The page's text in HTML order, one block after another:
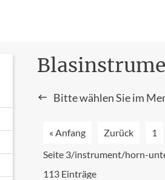
Bitte wählen Sie im
« Anfang Zurück 1
Seite 3/instrument/horn-
113 Einträge